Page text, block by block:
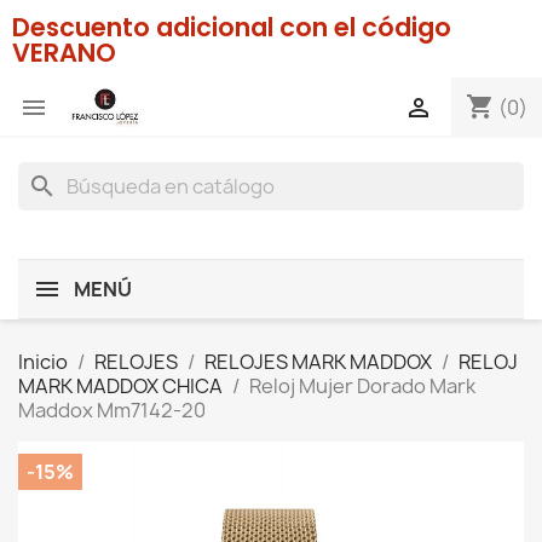
Descuento adicional con el código
VERANO
 shopping_cart (0)

search
MENÚ
Inicio RELOJES RELOJES MARK MADDOX
RELOJ
MARK MADDOX CHICA
Reloj Mujer Dorado Mark
Maddox Mm7142-20
-15%